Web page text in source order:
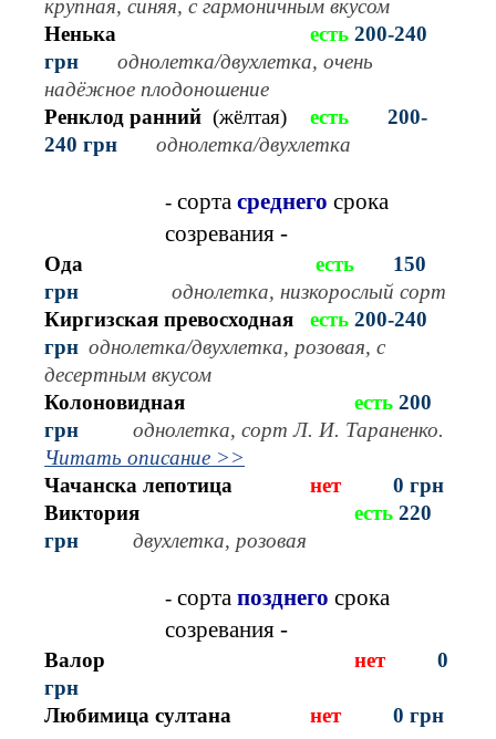
крупная, синяя, с гармоничным вкусом
Ненька
есть 200-240
грн
однолетка/двухлетка,очень
надёжное плодоношение
Ренклод ранний (жёлтая) есть 200-
240 грн
однолетка/двухлетка
-сортасреднегосрока
созревания -
Ода есть 150
грн
однолетка, низкорослый сорт
Киргизская превосходная
есть 200-240
грн однолетка/двухлетка,розовая, с
десертным вкусом
Колоновидная
есть 200
грн
однолетка, сорт Л. И. Тараненко.
Читать описание >>
Чачанска лепотица нет
0 грн
Виктория
есть 220
грн
двухлетка, розовая
-сортапозднегосрока
созревания -
Валор нет
0
грн
Любимица султана
нет
0 грн